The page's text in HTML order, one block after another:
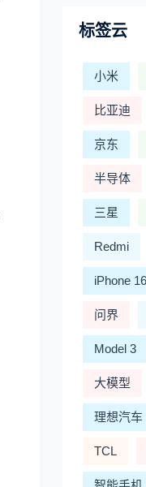
标签云
小米
比亚迪
京东
半导体
三星
Redmi
iPhone 16
问界
Model 3
大模型
理想汽车
TCL